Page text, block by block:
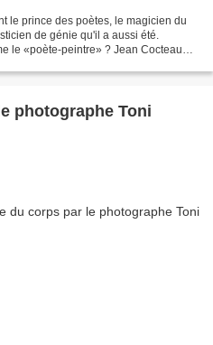
le prince des poètes, le magicien du
de génie qu'il a aussi été.
le «poète-peintre» ? Jean Cocteau
photographe Toni